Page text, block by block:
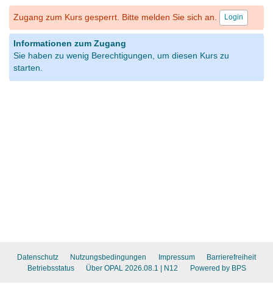
Zugang zum Kurs gesperrt. Bitte melden Sie sich an. Login
Informationen zum Zugang
Sie haben zu wenig Berechtigungen, um diesen Kurs zu
starten.
Datenschutz Nutzungsbedingungen Impressum
Barrierefreiheit
Betriebsstatus
Über OPAL 2026.08.1 | N12 Powered by BPS